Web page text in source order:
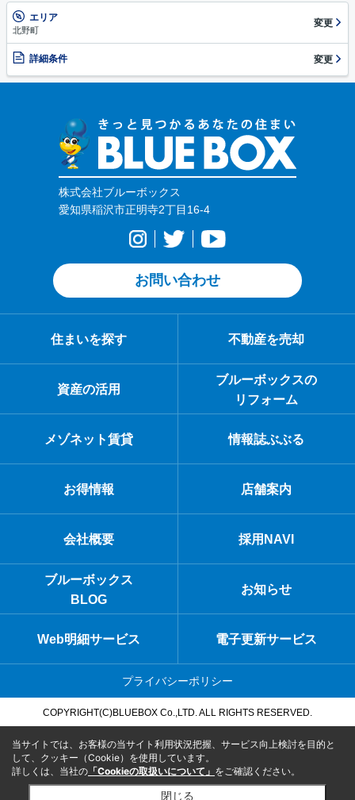
エリア
北野町
変更
詳細条件 変更
株式会社ブルーボックス
愛知県稲沢市正明寺2丁目16-4
お問い合わせ
住まいを探す 不動産を売却
資産の活用
ブルーボックスの
リフォーム
メゾネット賃貸 情報誌ぶぶる
お得情報 店舗案内
会社概要 採用NAVI
ブルーボックス
BLOG
お知らせ
Web明細サービス 電子更新サービス
プライバシーポリシー
COPYRIGHT(C)BLUEBOX Co.,LTD. ALL RIGHTS RESERVED.
当サイトでは、お客様の当サイト利用状況把握、サービス向上検討を目的と
して、クッキー（Cookie）を使用しています。
詳しくは、当社の 「Cookieの取扱いについて」 をご確認ください。
閉じる